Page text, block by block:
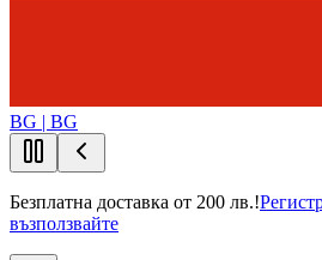
BG | BG
Безплатна доставка от 200 лв.!
възползвайте